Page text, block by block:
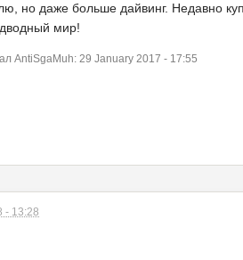
но даже больше дайвинг. Недавно
мир!
AntiSgaMuh: 29 January 2017 - 17:55
- 13:28